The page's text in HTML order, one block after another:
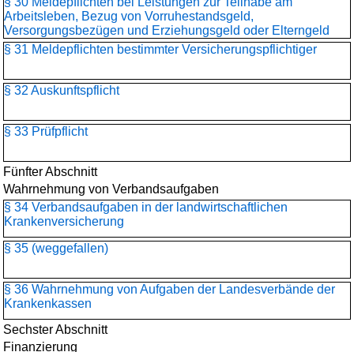
Arbeitsleben, Bezug von Vorruhestandsgeld,
Versorgungsbezügen und Erziehungsgeld oder Elterngeld
§ 31 Meldepflichten bestimmter Versicherungspflichtiger
§ 32 Auskunftspflicht
§ 33 Prüfpflicht
Fünfter Abschnitt
Wahrnehmung von Verbandsaufgaben
§ 34 Verbandsaufgaben in der landwirtschaftlichen
Krankenversicherung
§ 35 (weggefallen)
§ 36 Wahrnehmung von Aufgaben der Landesverbände der
Krankenkassen
Sechster Abschnitt
Finanzierung